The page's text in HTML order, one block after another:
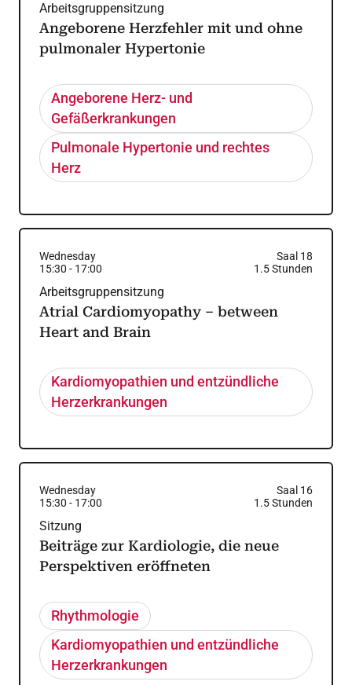
Arbeitsgruppensitzung
Angeborene Herzfehler mit und ohne
pulmonaler Hypertonie
Angeborene Herz- und
Gefäßerkrankungen
Pulmonale Hypertonie und rechtes
Herz
Wednesday
Saal 18
15:30 - 17:00 1.5Stunden
Arbeitsgruppensitzung
Atrial Cardiomyopathy – between
Heart and Brain
Kardiomyopathien und entzündliche
Herzerkrankungen
Wednesday
Saal 16
15:30 - 17:00 1.5Stunden
Sitzung
Beiträge zur Kardiologie, die neue
Perspektiven eröffneten
Rhythmologie
Kardiomyopathien und entzündliche
Herzerkrankungen